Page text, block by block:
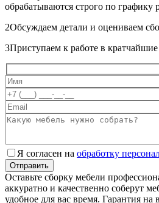
обрабатываются строго по графику
2Обсуждаем детали и оцениваем
3Приступаем к работе в
Я согласен на обработку
Оставьте сборку мебели
аккуратно и качественно соберут
удобное для вас время. Гарантия